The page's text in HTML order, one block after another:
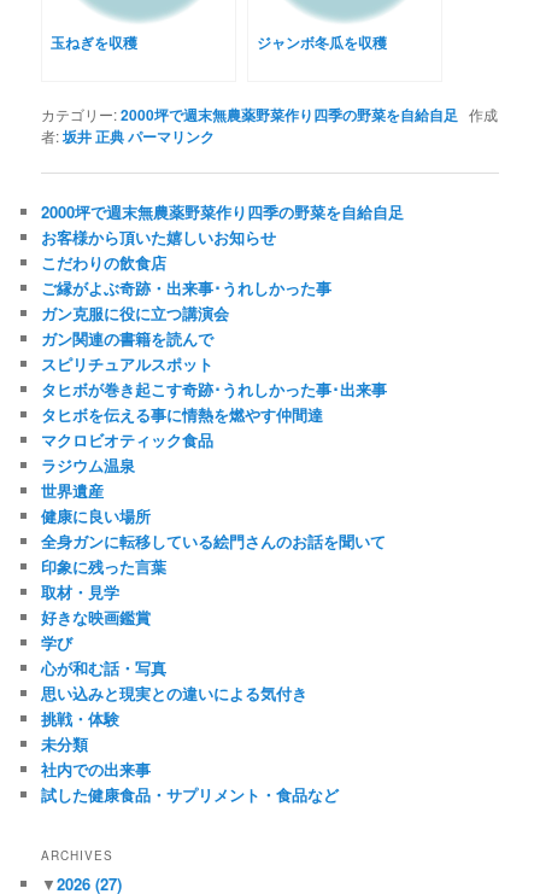
玉ねぎを収穫 ジャンボ冬瓜を収穫
カテゴリー:2000坪で週末無農薬野菜作り四季の野菜を自給自足 作成
者:坂井 正典パーマリンク
2000坪で週末無農薬野菜作り四季の野菜を自給自足
お客様から頂いた嬉しいお知らせ
こだわりの飲食店
ご縁がよぶ奇跡・出来事･うれしかった事
ガン克服に役に立つ講演会
ガン関連の書籍を読んで
スピリチュアルスポット
タヒボが巻き起こす奇跡･うれしかった事･出来事
タヒボを伝える事に情熱を燃やす仲間達
マクロビオティック食品
ラジウム温泉
世界遺産
健康に良い場所
全身ガンに転移している絵門さんのお話を聞いて
印象に残った言葉
取材・見学
好きな映画鑑賞
学び
心が和む話・写真
思い込みと現実との違いによる気付き
挑戦・体験
未分類
社内での出来事
試した健康食品・サプリメント・食品など
ARCHIVES
▼2026(27)